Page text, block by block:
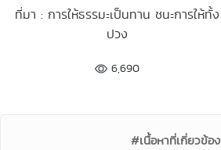
ที่มา : การให้ธรรมะเป็นทาน ชนะการให้ทั้ง
ปวง
6,690
#เนื้อหาที่เกี่ยวข้อง